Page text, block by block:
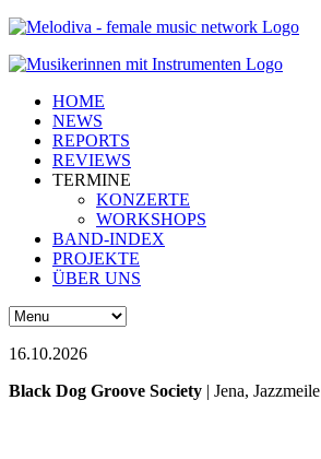
HOME
NEWS
REPORTS
REVIEWS
TERMINE
KONZERTE
WORKSHOPS
BAND-INDEX
PROJEKTE
ÜBER UNS
16.10.2026
Black Dog Groove Society | Jena, Jazzmeile